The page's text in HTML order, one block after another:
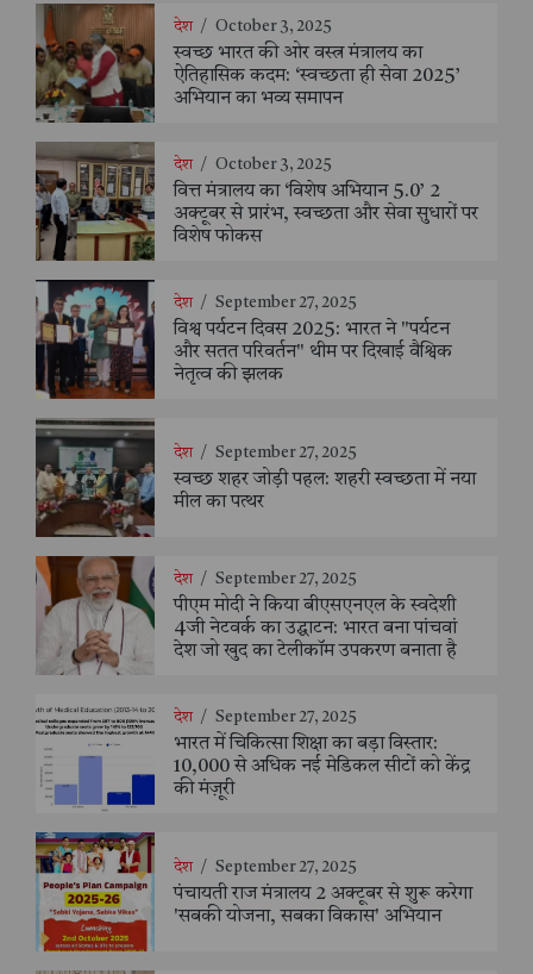
देश / October 3, 2025
स्वच्छ भारत की ओर वस्त्र मंत्रालय का
ऐतिहासिक कदम: ‘स्वच्छता ही सेवा 2025’
अभियान का भव्य समापन
देश / October 3, 2025
वित्त मंत्रालय का ‘विशेष अभियान 5.0’ 2
अक्टूबर से प्रारंभ, स्वच्छता और सेवा सुधारों पर
विशेष फोकस
देश / September 27, 2025
विश्व पर्यटन दिवस 2025: भारत ने "पर्यटन
और सतत परिवर्तन" थीम पर दिखाई वैश्विक
नेतृत्व की झलक
देश / September 27, 2025
स्वच्छ शहर जोड़ी पहल: शहरी स्वच्छता में नया
मील का पत्थर
देश / September 27, 2025
पीएम मोदी ने किया बीएसएनएल के स्वदेशी
4जी नेटवर्क का उद्घाटन: भारत बना पांचवां
देश जो खुद का टेलीकॉम उपकरण बनाता है
देश / September 27, 2025
भारत में चिकित्सा शिक्षा का बड़ा विस्तार:
10,000 से अधिक नई मेडिकल सीटों को केंद्र
की मंज़ूरी
देश / September 27, 2025
पंचायती राज मंत्रालय 2 अक्टूबर से शुरू करेगा
'सबकी योजना, सबका विकास' अभियान